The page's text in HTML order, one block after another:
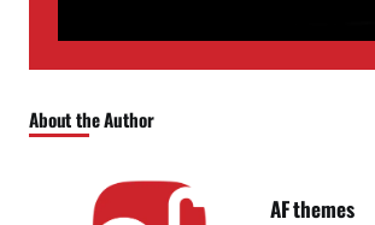
About the Author
AF themes